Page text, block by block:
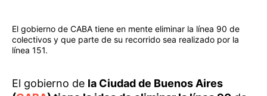
El gobierno de CABA tiene en mente eliminar la línea 90 de
colectivos y que parte de su recorrido sea realizado por la
línea 151.
El gobierno de la Ciudad de Buenos Aires